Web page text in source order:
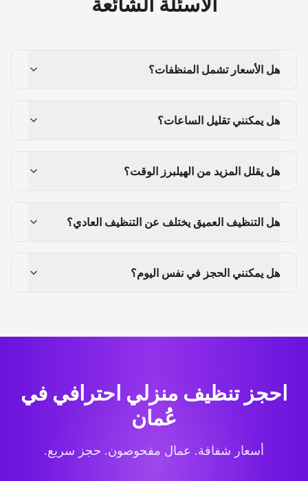
هل الأسعار تشمل المنظفات؟
هل يمكنني تقليل الساعات؟
هل يقلل المزيد من الهيلبرز الوقت؟
هل التنظيف العميق يختلف عن التنظيف العادي؟
هل يمكنني الحجز في نفس اليوم؟
احجز تنظيف منزلي احترافي في
عُمان
أسعار شفافة. عمال مفحوصون. حجز سريع.